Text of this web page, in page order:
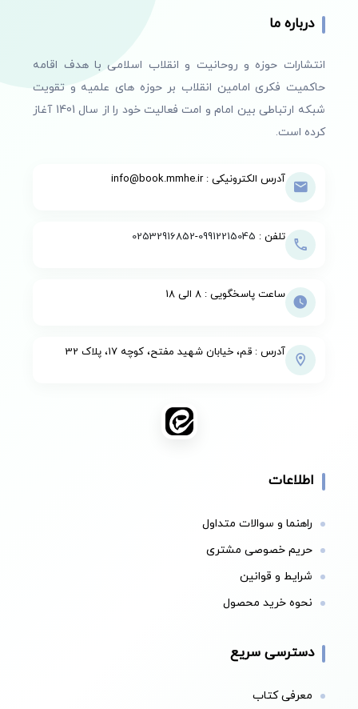
درباره ما
انتشارات حوزه و روحانیت و انقلاب اسلامی با هدف اقامه
حاکمیت فکری امامین انقلاب بر حوزه های علمیه و تقویت
شبکه ارتباطی بین امام و امت فعالیت خود را از سال 1401 آغاز
کرده است.
آدرس الکترونیکی : info@book.mmhe.ir
تلفن : 09912215045
-
02532916852
ساعت پاسخگویی : 8 الی 18
آدرس : قم، خیابان شهید مفتح، کوچه 17، پلاک 32
اطلاعات
راهنما و سوالات متداول
حریم خصوصی مشتری
شرایط و قوانین
نحوه خرید محصول
دسترسی سریع
معرفی کتاب